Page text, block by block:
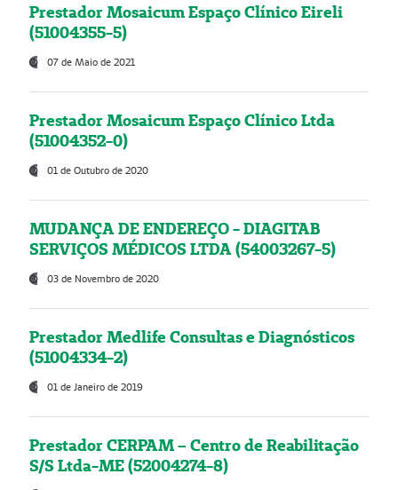
Prestador Mosaicum Espaço Clínico Eireli
(51004355-5)
07 de Maio de 2021
Prestador Mosaicum Espaço Clínico Ltda
(51004352-0)
01 de Outubro de 2020
MUDANÇA DE ENDEREÇO - DIAGITAB
SERVIÇOS MÉDICOS LTDA (54003267-5)
03 de Novembro de 2020
Prestador Medlife Consultas e Diagnósticos
(51004334-2)
01 de Janeiro de 2019
Prestador CERPAM – Centro de Reabilitação
S/S Ltda-ME (52004274-8)